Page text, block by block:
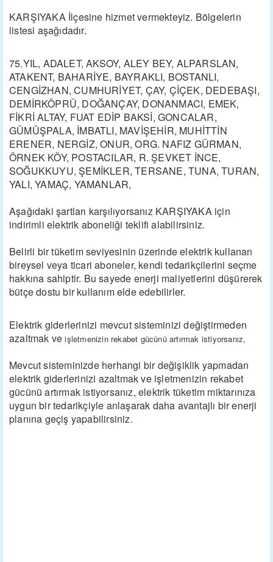
KARŞIYAKA İlçesine hizmet vermekteyiz. Bölgelerin
listesi aşağıdadır.
75.YIL, ADALET, AKSOY, ALEY BEY, ALPARSLAN,
ATAKENT, BAHARİYE, BAYRAKLI, BOSTANLI,
CENGİZHAN, CUMHURİYET, ÇAY, ÇİÇEK, DEDEBAŞI,
DEMİRKÖPRÜ, DOĞANÇAY, DONANMACI, EMEK,
FİKRİ ALTAY, FUAT EDİP BAKSİ, GONCALAR,
GÜMÜŞPALA, İMBATLI, MAVİŞEHİR, MUHİTTİN
ERENER, NERGİZ, ONUR, ORG. NAFIZ GÜRMAN,
ÖRNEK KÖY, POSTACILAR, R. ŞEVKET İNCE,
SOĞUKKUYU, ŞEMİKLER, TERSANE, TUNA, TURAN,
YALI, YAMAÇ, YAMANLAR,
Aşağıdaki şartları karşılıyorsanız KARŞIYAKA için
indirimli elektrik aboneliği teklifi alabilirsiniz.
Belirli bir tüketim seviyesinin üzerinde elektrik kullanan
bireysel veya ticari aboneler, kendi tedarikçilerini seçme
hakkına sahiptir. Bu sayede enerji maliyetlerini düşürerek
bütçe dostu bir kullanım elde edebilirler.
Elektrik giderlerinizi mevcut sisteminizi değiştirmeden
azaltmak ve işletmenizin rekabet gücünü artırmak istiyorsanız,
Mevcut sisteminizde herhangi bir değişiklik yapmadan
elektrik giderlerinizi azaltmak ve işletmenizin rekabet
gücünü artırmak istiyorsanız, elektrik tüketim miktarınıza
uygun bir tedarikçiyle anlaşarak daha avantajlı bir enerji
planına geçiş yapabilirsiniz.